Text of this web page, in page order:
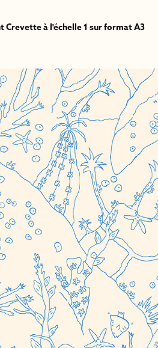
Crevette à l'échelle 1 sur format A3